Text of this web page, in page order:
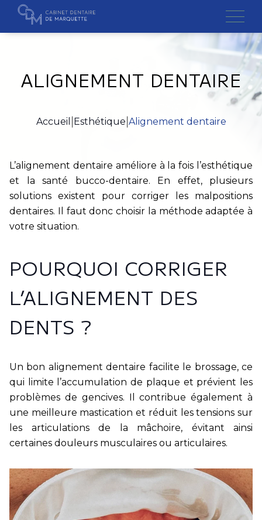
Skip
content
Cabinet
Cas cliniques
Conseils / FAQ
Contact
16 rue du Pont de L’Abbaye 59520 MARQUETTE-
Prendre RDV
Dr Charlotte Leclercq
Dr Jade Misztal
Dr Quorentin Josien
ALIGNEMENT DENTAIRE
Accueil Esthétique Alignement dentaire
L’alignement dentaire améliore à la fois l’esthétique
et la santé bucco-dentaire. En effet, plusieurs
solutions existent pour corriger les malpositions
dentaires. Il faut donc choisir la méthode adaptée à
votre situation.
POURQUOI CORRIGER
L’ALIGNEMENT DES
DENTS ?
Un bon alignement dentaire facilite le brossage, ce
qui limite l’accumulation de plaque et prévient les
problèmes de gencives. Il contribue également à
une meilleure mastication et réduit les tensions sur
les articulations de la mâchoire, évitant ainsi
certaines douleurs musculaires ou articulaires.
Nom *
Prénom *
Téléphone *
Message